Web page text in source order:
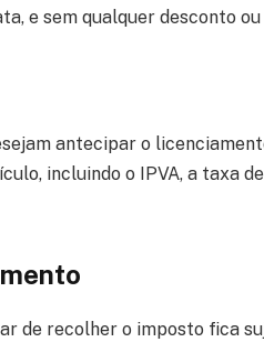
e sem qualquer desconto
antecipar o
incluindo o IPVA, a taxa
de recolher o imposto fica